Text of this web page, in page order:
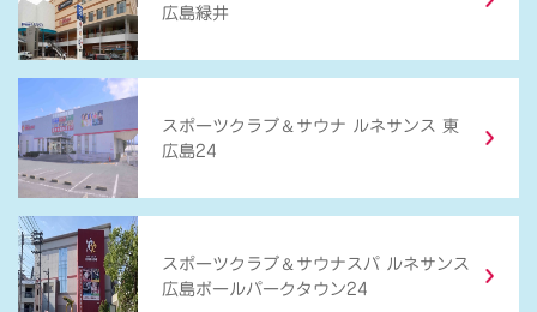
広島緑井
スポーツクラブ ＆ サウナ ルネサンス 東
広島24
スポーツクラブ ＆ サウナスパ ルネサンス
広島ボールパークタウン24